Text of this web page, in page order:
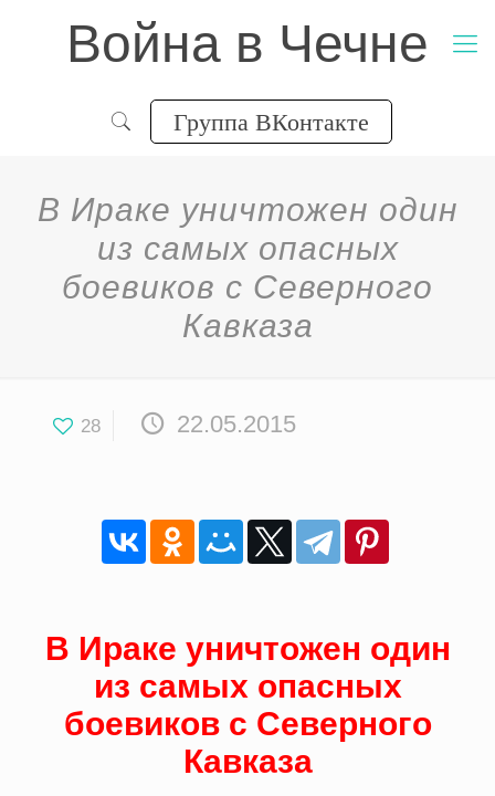
Война в Чечне
Группа ВКонтакте
В Ираке уничтожен один
из самых опасных
боевиков с Северного
Кавказа
28 22.05.2015
В Ираке уничтожен один
из самых опасных
боевиков с Северного
Кавказа